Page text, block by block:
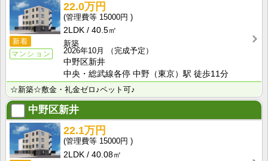
新着
マンション
22.0万円
15000円
2LDK
40.5㎡
新築
2026年10月
（完成予定）
中野区新井
中央・総武線各停 中野（東京）駅 徒歩11分
☆新築☆敷金・礼金ゼロ♪ペット可♪
中野区新井
22.1万円
15000円
2LDK
40.08㎡